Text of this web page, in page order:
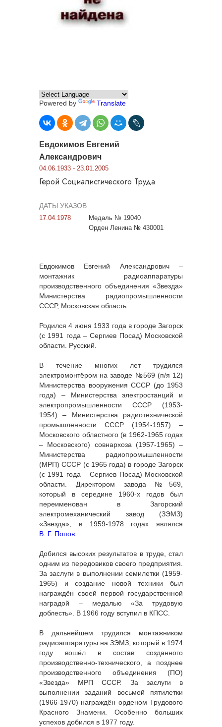
Powered by Translate
Евдокимов Евгений
Александрович
04.06.1933 - 23.01.2005
Герой Социалистического Труда
ДАТЫ УКАЗОВ
17.04.1978
Медаль № 19040
Орден Ленина № 430001
Евдокимов Евгений Александрович –
монтажник радиоаппаратуры
производственного объединения «Звезда»
Министерства радиопромышленности
СССР, Московская область.
Родился 4 июня 1933 года в городе Загорск
(с 1991 года – Сергиев Посад) Московской
области. Русский.
В течение многих лет трудился
электромонтёром на заводе №569 (п/я 12)
Министерства вооружения СССР (до 1953
года) – Министерства электростанций и
электропромышленности СССР (1953-
1954) – Министерства радиотехнической
промышленности СССР (1954-1957) –
Московского областного (в 1962-1965 годах
– Московского) совнархоза (1957-1965) –
Министерства радиопромышленности
(МРП) СССР (с 1965 года) в городе Загорск
(с 1991 года – Сергиев Посад) Московской
области. Директором завода №569,
который в середине 1960-х годов был
переименован в Загорский
электромеханический завод (ЗЭМЗ)
«Звезда», в 1959-1978 годах являлся
В. Г. Попов
Добился высоких результатов в труде, стал
одним из передовиков своего предприятия.
За заслуги в выполнении семилетки (1959-
1965) и создание новой техники был
награждён своей первой государственной
наградой – медалью «За трудовую
доблесть». В 1966 году вступил в КПСС.
В дальнейшем трудился монтажником
радиоаппаратуры на ЗЭМЗ, который в 1974
году вошёл в состав созданного
производственно-технического, а позднее
производственного объединения (ПО)
«Звезда» МРП СССР. За заслуги в
выполнении заданий восьмой пятилетки
(1966-1970) награждён орденом Трудового
Красного Знамени. Особенно больших
успехов добился в 1977 году.